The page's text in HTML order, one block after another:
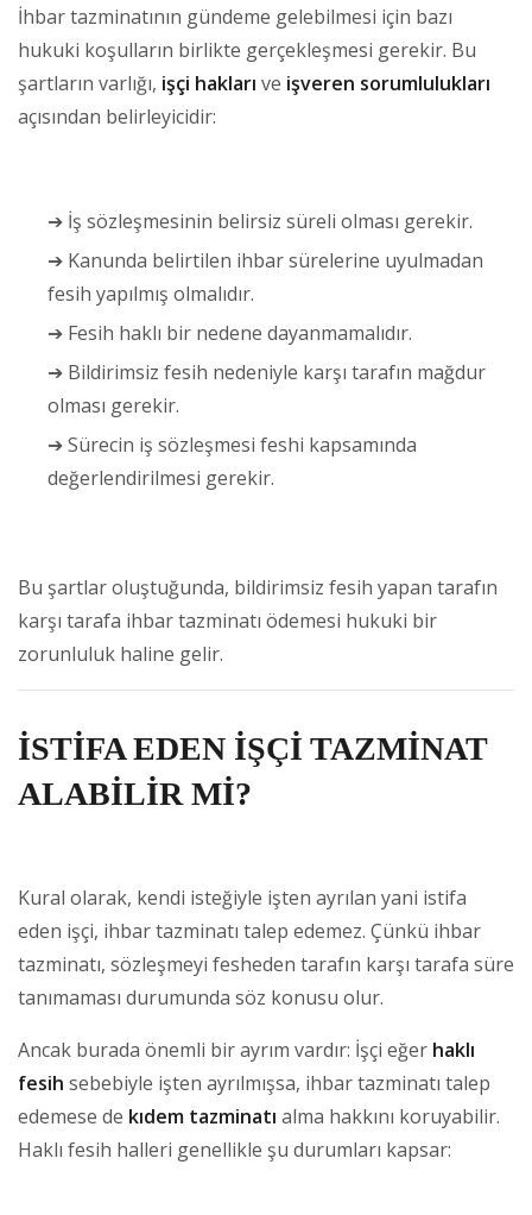
İhbar tazminatının gündeme gelebilmesi için bazı
hukuki koşulların birlikte gerçekleşmesi gerekir. Bu
şartların varlığı, işçi hakları ve işveren sorumlulukları
açısından belirleyicidir:
➔ İş sözleşmesinin belirsiz süreli olması gerekir.
➔ Kanunda belirtilen ihbar sürelerine uyulmadan
fesih yapılmış olmalıdır.
➔ Fesih haklı bir nedene dayanmamalıdır.
➔ Bildirimsiz fesih nedeniyle karşı tarafın mağdur
olması gerekir.
➔ Sürecin iş sözleşmesi feshi kapsamında
değerlendirilmesi gerekir.
Bu şartlar oluştuğunda, bildirimsiz fesih yapan tarafın
karşı tarafa ihbar tazminatı ödemesi hukuki bir
zorunluluk haline gelir.
İSTİFA EDEN İŞÇİ TAZMİNAT
ALABİLİR Mİ?
Kural olarak, kendi isteğiyle işten ayrılan yani istifa
eden işçi, ihbar tazminatı talep edemez. Çünkü ihbar
tazminatı, sözleşmeyi fesheden tarafın karşı tarafa süre
tanımaması durumunda söz konusu olur.
Ancak burada önemli bir ayrım vardır: İşçi eğer haklı
fesih sebebiyle işten ayrılmışsa, ihbar tazminatı talep
edemese de kıdem tazminatı alma hakkını koruyabilir.
Haklı fesih halleri genellikle şu durumları kapsar: